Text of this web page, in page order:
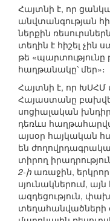
Հայտնի է, որ
անվտանգության
ներքին
տեղին է հիշել չին
թե «պարտությունը
հաղթանակը՝ մեր»։
Հայտնի է, որ ԽՍՀՄ
Հայաստանը
սոցիալական
դեռևս
այսօր հայկական
են
տիրող
2-ի առաջին,
սյունակներում,
ազդեցություն,
տեղահանվածների